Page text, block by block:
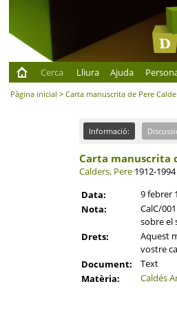
Cerca
Lliura Ajuda
Pàgina inicial > Carta manuscrita de Pere
Informació:
Carta manuscrita
Calders, Pere1912-1994
Data:
9 febrer
Nota:
CalC/
sobre el
Drets:
Aquest
vostre
Document:
Text
Matèria:
Caldés